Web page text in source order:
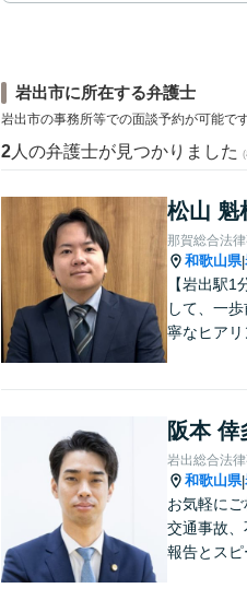
岩出市に所在する弁護士
岩出市の事務所等での面談予約が可能です
2 人の弁護士が見つかりました
松山 魁
那賀総合法
和歌山県|
【岩出駅
して、一
寧なヒアリ
阪本 倖
岩出総合法
和歌山県|
お気軽に
交通事故
報告とス